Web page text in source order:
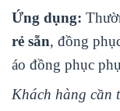
Ứng dụng:
rẻ sẵn, đồng
áo đồng phục
Khách hàng cần